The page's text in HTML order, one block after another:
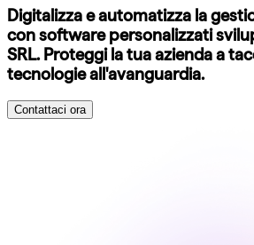
Digitalizza e automatizza la
con software personalizzati
SRL. Proteggi la tua azienda a
tecnologie all'avanguardia.
Contattaci ora